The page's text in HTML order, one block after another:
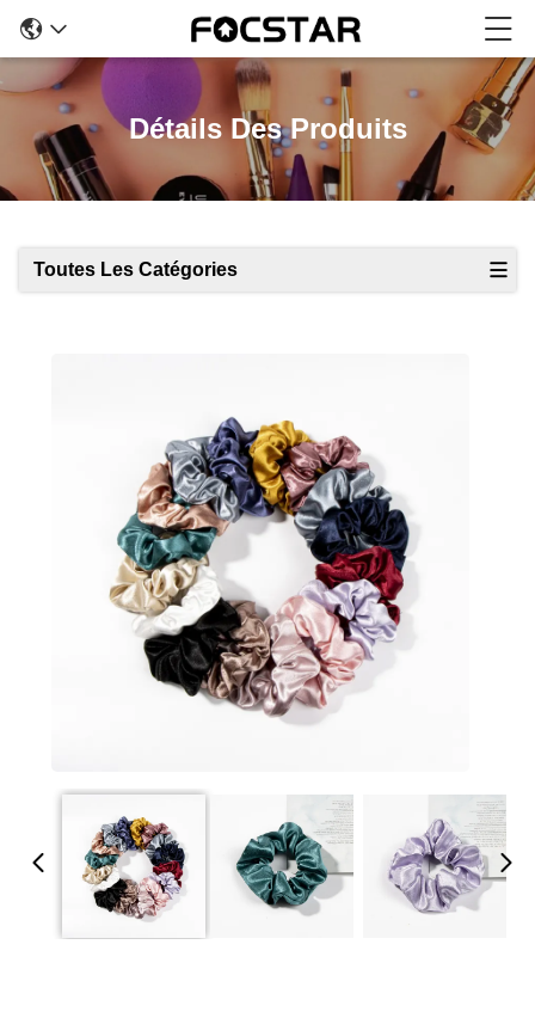
Détails Des Produits
Toutes Les Catégories